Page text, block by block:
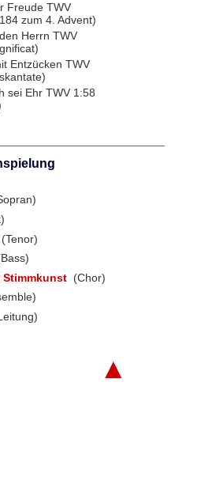
Freude TWV
zum 4. Advent)
Herrn TWV
Entzücken TWV
sei Ehr TWV 1:58
(Tenor)
(Chor)
▲